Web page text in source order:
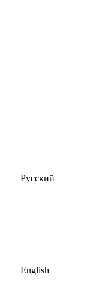
Русский
English